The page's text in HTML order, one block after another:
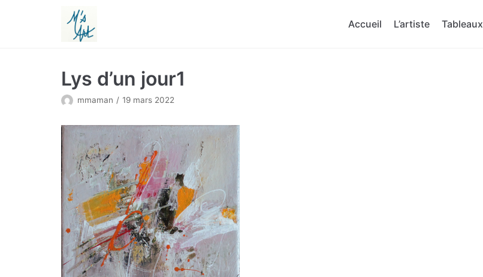
Accueil L’artiste Tableaux
Lys d’un jour1
mmaman 19 mars 2022